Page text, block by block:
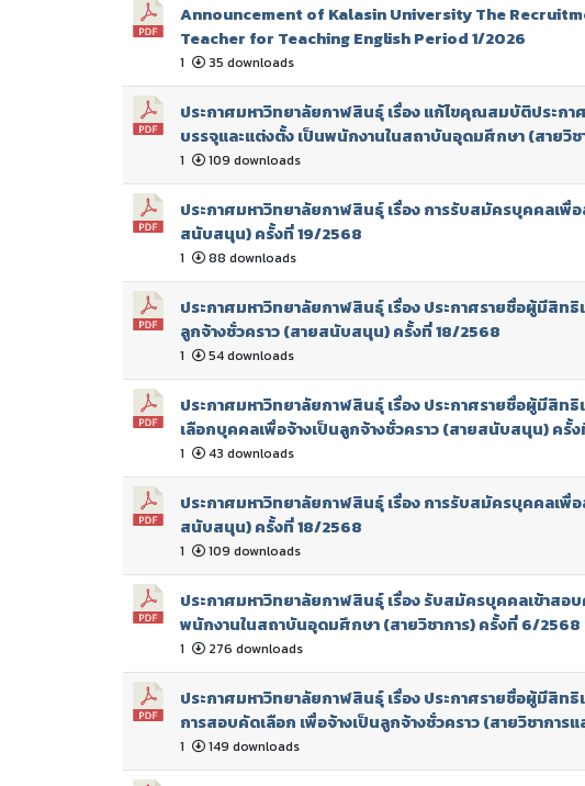
Announcement of Kalasin University The
Teacher for Teaching English Period 1/2026
1 35 downloads
ประกาศมหาวิทยาลัยกาฬสินธุ์ เรื่อง แก้ไขคุณสมบัติประก
บรรจุและแต่งตั้ง เป็นพนักงานในสถาบันอุดมศึกษา (สายวิ
1 109 downloads
ประกาศมหาวิทยาลัยกาฬสินธุ์ เรื่อง การรับสมัครบุคคลเพื่
สนับสนุน) ครั้งที่ 19/2568
1 88 downloads
ประกาศมหาวิทยาลัยกาฬสินธุ์ เรื่อง ประกาศรายชื่อผู้มีสิทธิ
ลูกจ้างชั่วคราว (สายสนับสนุน) ครั้งที่ 18/2568
1 54 downloads
ประกาศมหาวิทยาลัยกาฬสินธุ์ เรื่อง ประกาศรายชื่อผู้มีสิ
เลือกบุคคลเพื่อจ้างเป็นลูกจ้างชั่วคราว (สายสนับสนุน) ครั้
1 43 downloads
ประกาศมหาวิทยาลัยกาฬสินธุ์ เรื่อง การรับสมัครบุคคลเพื่
สนับสนุน) ครั้งที่ 18/2568
1 109 downloads
ประกาศมหาวิทยาลัยกาฬสินธุ์ เรื่อง รับสมัครบุคคลเข้าสอ
พนักงานในสถาบันอุดมศึกษา (สายวิชาการ) ครั้งที่ 6/2568
1 276 downloads
ประกาศมหาวิทยาลัยกาฬสินธุ์ เรื่อง ประกาศรายชื่อผู้มีสิท
การสอบคัดเลือก เพื่อจ้างเป็นลูกจ้างชั่วคราว (สายวิชากา
1 149 downloads